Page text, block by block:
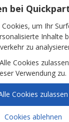
4
Jean-
bei
um Ihr
Inhalte
zu
Cookies
Verwendung zu.
Cookies ablehnen
Cookies zulassen